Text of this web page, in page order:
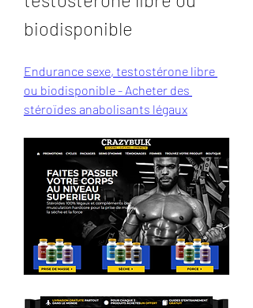
biodisponible
Endurance sexe, testostérone libre
ou biodisponible - Acheter des
stéroïdes anabolisants légaux